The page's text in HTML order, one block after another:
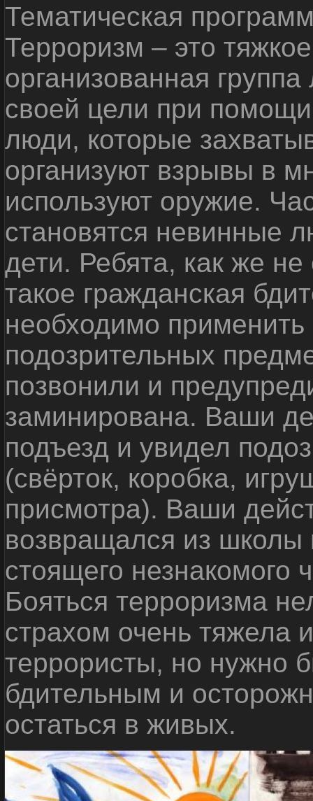
Тематическая
Терроризм – это
организованная
своей цели при
люди, которые
организуют взрывы в
используют оружие.
становятся невинные
дети. Ребята, как же не
такое гражданская
необходимо
подозрительных
позвонили и
заминирована. Ваши
подъезд и увидел
(свёрток, коробка,
присмотра). Ваши
возвращался из школы
стоящего незнакомого
Бояться терроризма
страхом очень тяжела
террористы, но нужно
бдительным и
остаться в живых.